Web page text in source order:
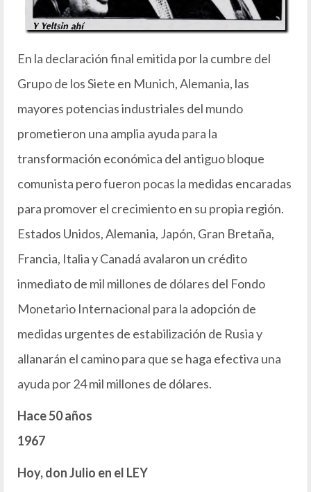
En la declaración final emitida por la cumbre del
Grupo de los Siete en Munich, Alemania, las
mayores potencias industriales del mundo
prometieron una amplia ayuda para la
transformación económica del antiguo bloque
comunista pero fueron pocas la medidas encaradas
para promover el crecimiento en su propia región.
Estados Unidos, Alemania, Japón, Gran Bretaña,
Francia, Italia y Canadá avalaron un crédito
inmediato de mil millones de dólares del Fondo
Monetario Internacional para la adopción de
medidas urgentes de estabilización de Rusia y
allanarán el camino para que se haga efectiva una
ayuda por 24 mil millones de dólares.
Hace 50 años
1967
Hoy, don Julio en el LEY